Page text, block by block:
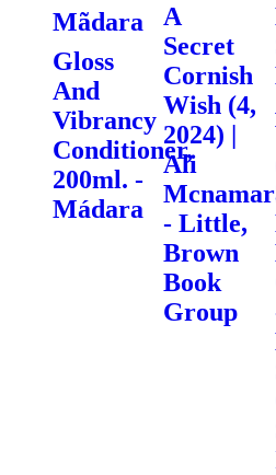
Mãdara
Gloss
And
Vibrancy
Conditioner,
200ml. -
Mádara
A
Secret
Cornish
Wish (4,
2024) |
Ali
- Little,
Brown
Book
Group